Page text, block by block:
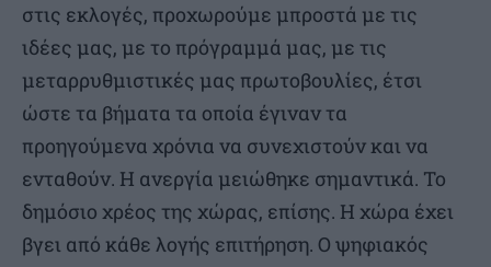
στις εκλογές, προχωρούμε μπροστά με τις
ιδέες μας, με το πρόγραμμά μας, με τις
μεταρρυθμιστικές μας πρωτοβουλίες, έτσι
ώστε τα βήματα τα οποία έγιναν τα
προηγούμενα χρόνια να συνεχιστούν και να
ενταθούν. Η ανεργία μειώθηκε σημαντικά. Το
δημόσιο χρέος της χώρας, επίσης. Η χώρα έχει
βγει από κάθε λογής επιτήρηση. Ο ψηφιακός